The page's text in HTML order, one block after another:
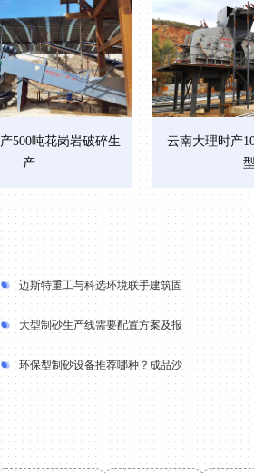
500吨花岗岩破碎生
产
云南大理时产
迈斯特重工与科选环境联手建筑固
大型制砂生产线需要配置方案及报
环保型制砂设备推荐哪种？成品沙